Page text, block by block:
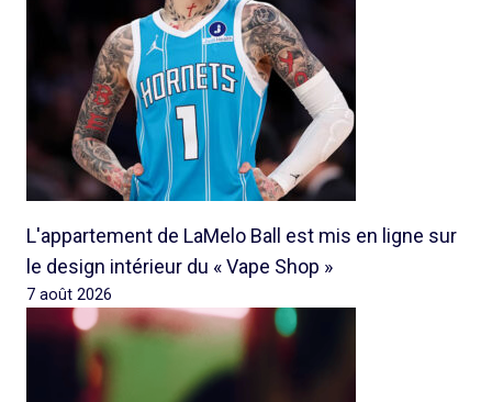
L'appartement de LaMelo Ball est mis en ligne sur
le design intérieur du « Vape Shop »
7 août 2026